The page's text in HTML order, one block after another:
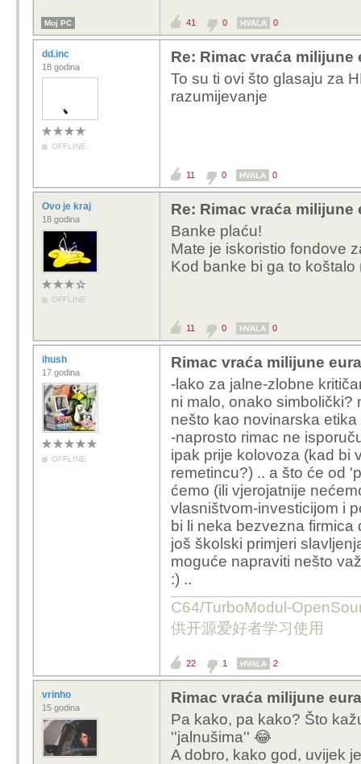
Moj PC 41 0 HVALA 0
dd.inc
18 godina
OFFLINE
Re: Rimac vraća milijune
To su ti ovi što glasaju za
razumijevanje
11 0 HVALA 0
Ovo je kraj
18 godina
OFFLINE
Re: Rimac vraća milijune
Banke plaću!
Mate je iskoristio fondove
Kod banke bi ga to
11 0 HVALA 0
ihush
17 godina
OFFLINE
Rimac vraća milijune
-lako za jalne-zlobne
ni malo, onako simbolički?
nešto kao novinarska
-naprosto rimac ne
ipak prije kolovoza (kad bi
remetincu?) .. a što će od
ćemo (ili vjerojatnije
vlasništvom-investicijom i
bi li neka bezvezna
još školski primjeri
moguće napraviti nešto
:) ..
C64/TurboModul-
供开源爱好者学习使用
22 1 HVALA 2
vrinho
15 godina
Rimac vraća milijune
Pa kako, pa kako? Što
''jalnušima'' 😂
A dobro, kako god, uvijek